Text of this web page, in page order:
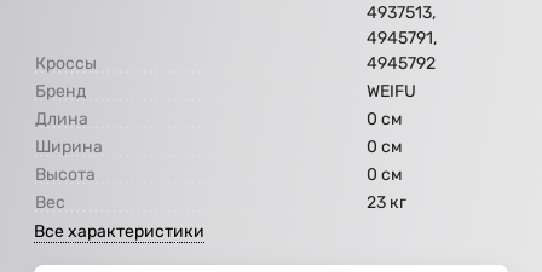
Кроссы
4937513,
4945791,
4945792
Бренд
WEIFU
Длина
0 см
Ширина
0 см
Высота
0 см
Вес
23 кг
Все характеристики